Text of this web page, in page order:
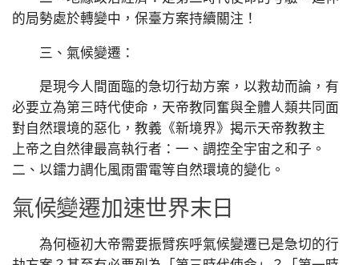
的局勢處於轉變中，保臺方案持續關注！
三、氣候變遷：
是現今人間面臨的急切行劫方案，以救劫而論，有
必要立為第三時代使命，天帝教同奮與全體人類共同面
對自然環境的惡化，教義《新境界》揭示天帝教教主
上帝之自然律最高執行者：一、調控全宇宙之和子。
二、以鐳力調化風雨雷電等自然環境的變化。
氣候變遷加速世界末日
為何極初大帝需要振臂疾呼氣候變遷已是急切的行